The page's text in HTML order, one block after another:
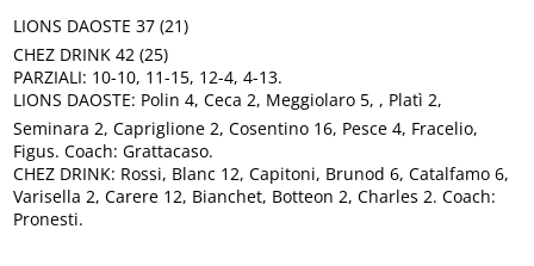
LIONS DAOSTE 37 (21)
CHEZ DRINK 42 (25)
PARZIALI: 10-10, 11-15, 12-4, 4-13.
LIONS DAOSTE: Polin 4, Ceca 2, Meggiolaro 5, , Platì 2,
Seminara 2, Capriglione 2, Cosentino 16, Pesce 4, Fracelio,
Figus. Coach: Grattacaso.
CHEZ DRINK: Rossi, Blanc 12, Capitoni, Brunod 6, Catalfamo 6,
Varisella 2, Carere 12, Bianchet, Botteon 2, Charles 2. Coach:
Pronesti.